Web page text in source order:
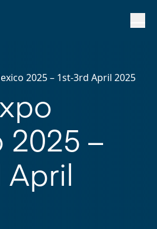
2025 – 1st-3rd April 2025
2025 –
April